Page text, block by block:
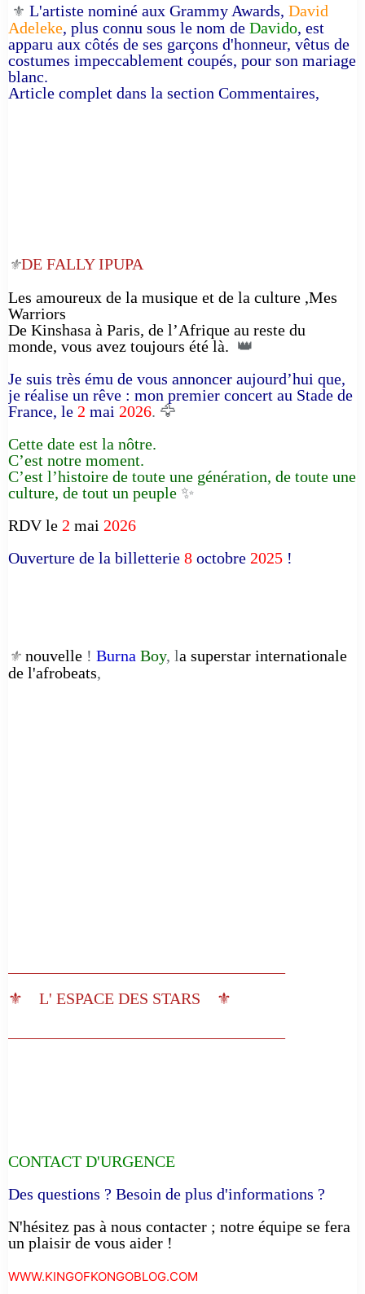
⚜️ L'artiste nominé aux Grammy Awards, David
Adeleke, plus connu sous le nom de Davido, est
apparu aux côtés de ses garçons d'honneur, vêtus de
costumes impeccablement coupés, pour son mariage
blanc.
Article complet dans la section Commentaires,
⚜️DE FALLY IPUPA
Les amoureux de la musique et de la culture ,Mes
Warriors
De Kinshasa à Paris, de l’Afrique au reste du
monde, vous avez toujours été là. 👑
Je suis très ému de vous annoncer aujourd’hui que,
je réalise un rêve : mon premier concert au Stade de
France, le 2 mai 2026. 🦅
Cette date est la nôtre.
C’est notre moment.
C’est l’histoire de toute une génération, de toute une
culture, de tout un peuple ✨
RDV le 2 mai 2026
Ouverture de la billetterie 8 octobre 2025 !
⚜️ nouvelle ! Burna Boy, la superstar internationale
de l'afrobeats,
⚜️ L' ESPACE DES STARS ⚜️
CONTACT D'URGENCE
Des questions ? Besoin de plus d'informations ?
N'hésitez pas à nous contacter ; notre équipe se fera
un plaisir de vous aider !
WWW.KINGOFKONGOBLOG.COM